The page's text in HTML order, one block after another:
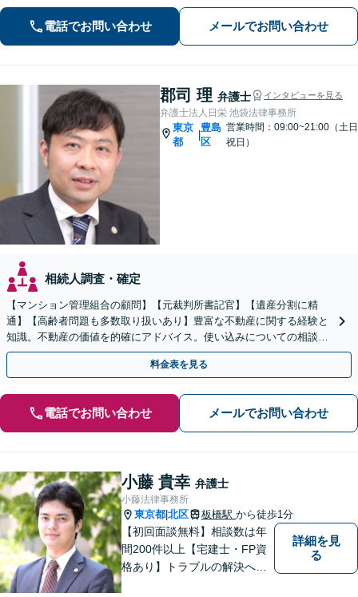
民事から刑事事件まで幅広く支援【完
電話でお問い合わせ メールでお問い合わせ
郡司 理 弁護士 インタビューを見る
弁護士法人日栄 池袋法律事務所
東京
都
|
豊島
区
営業時間：09:00~21:00（土日
祝日）
相続人調査・確定
【マンション管理組合の顧問】【元裁判所書記官】【遺産分割に精
通】【高齢者問題も多数取り扱いあり】豊富な不動産に関する経験と
知識。不動産の価値を的確にアドバイス。使い込みについての相談も
多数。後見など高齢者の問題にも対応可
料金表を見る
電話でお問い合わせ メールでお問い合わせ
小藤 貴幸 弁護士
小藤法律事務所
東京都 北区 板橋駅 から徒歩1分
【初回面談無料】相談数は年
間200件以上【宅建士・FP資
格あり】トラブルの解決へは
詳細を見
る